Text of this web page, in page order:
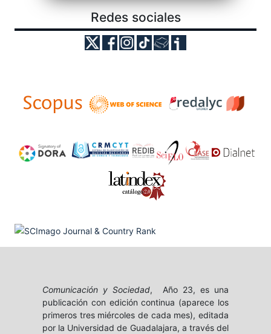
Redes sociales
Comunicación y Sociedad, Año 23, es una
publicación con edición continua (aparece los
primeros tres miércoles de cada mes), editada
por la Universidad de Guadalajara, a través del